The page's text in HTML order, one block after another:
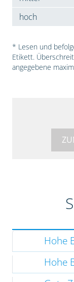
hoch
* Lesen und
Etikett.
angegebene
Hohe
Hohe